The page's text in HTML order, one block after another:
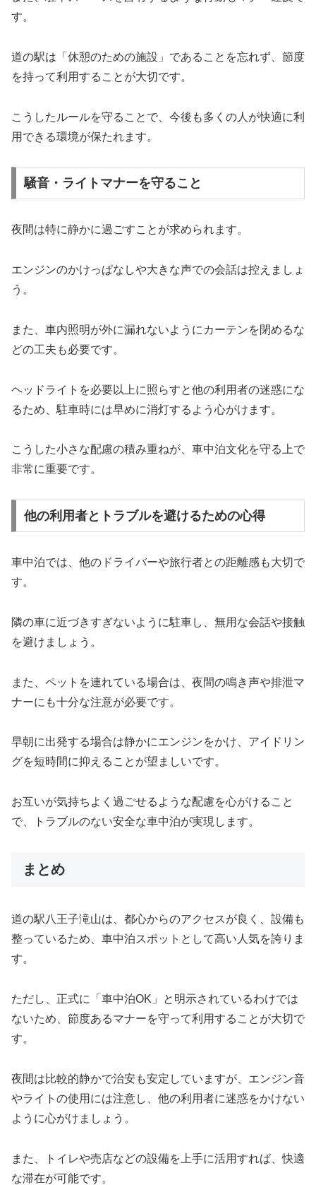
す。
道の駅は「休憩のための施設」であることを忘れず、節度
を持って利用することが大切です。
こうしたルールを守ることで、今後も多くの人が快適に利
用できる環境が保たれます。
騒音・ライトマナーを守ること
夜間は特に静かに過ごすことが求められます。
エンジンのかけっぱなしや大きな声での会話は控えましょ
う。
また、車内照明が外に漏れないようにカーテンを閉めるな
どの工夫も必要です。
ヘッドライトを必要以上に照らすと他の利用者の迷惑にな
るため、駐車時には早めに消灯するよう心がけます。
こうした小さな配慮の積み重ねが、車中泊文化を守る上で
非常に重要です。
他の利用者とトラブルを避けるための心得
車中泊では、他のドライバーや旅行者との距離感も大切で
す。
隣の車に近づきすぎないように駐車し、無用な会話や接触
を避けましょう。
また、ペットを連れている場合は、夜間の鳴き声や排泄マ
ナーにも十分な注意が必要です。
早朝に出発する場合は静かにエンジンをかけ、アイドリン
グを短時間に抑えることが望ましいです。
お互いが気持ちよく過ごせるような配慮を心がけること
で、トラブルのない安全な車中泊が実現します。
まとめ
道の駅八王子滝山は、都心からのアクセスが良く、設備も
整っているため、車中泊スポットとして高い人気を誇りま
す。
ただし、正式に「車中泊OK」と明示されているわけでは
ないため、節度あるマナーを守って利用することが大切で
す。
夜間は比較的静かで治安も安定していますが、エンジン音
やライトの使用には注意し、他の利用者に迷惑をかけない
ように心がけましょう。
また、トイレや売店などの設備を上手に活用すれば、快適
な滞在が可能です。